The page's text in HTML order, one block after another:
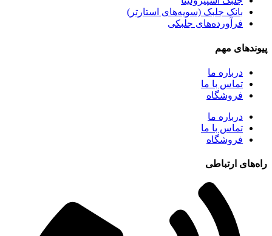
بانک جلبک (سویه‌های استارتر)
فرآورده‌های جلبکی
پیوندهای مهم
درباره ما
تماس با ما
فروشگاه
درباره ما
تماس با ما
فروشگاه
راه‌های ارتباطی